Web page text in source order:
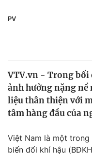
Pháp luật
Thế giới
Tin tức
Thế giới đó đây
Câu chuyện quốc tế
Kinh tế
Thị trường
Dữ liệu và đời sống
PV
VTV.vn - Trong bối
ảnh hưởng nặng nề
liệu thân thiện với
tâm hàng đầu của
Việt Nam là một
biến đổi khí hậu